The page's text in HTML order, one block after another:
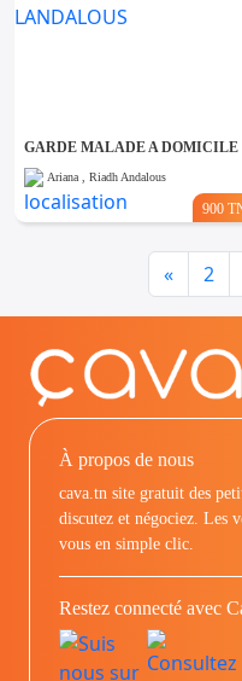
Ariana , Riadh Andalous
900
« 2
À propos de nous
cava.tn site gratuit des
discutez et négociez. Les
vous en simple clic.
Restez connecté avec